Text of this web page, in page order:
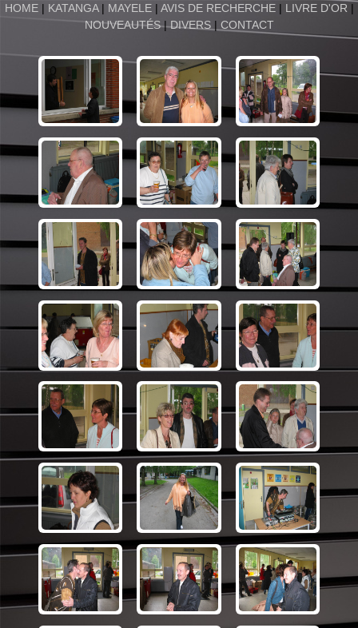
HOME | KATANGA| MAYELE| AVIS DE RECHERCHE| LIVRE D'OR |
NOUVEAUTÉS|DIVERS| CONTACT